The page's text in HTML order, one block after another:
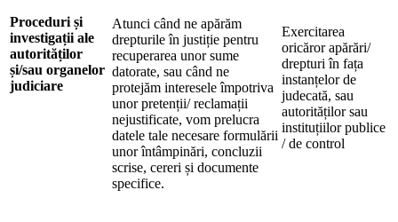
Proceduri și
investigații ale
autorităților
și/sau organelor
judiciare
Atunci când ne apărăm
drepturile în justiție pentru
recuperarea unor sume
datorate, sau când ne
protejăm interesele împotriva
unor pretenții/ reclamații
nejustificate, vom prelucra
datele tale necesare formulării
unor întâmpinări, concluzii
scrise, cereri și documente
specifice.
Exercitarea
oricăror apărări/
drepturi în fața
instanțelor de
judecată, sau
autorităților sau
instituțiilor publice
/ de control